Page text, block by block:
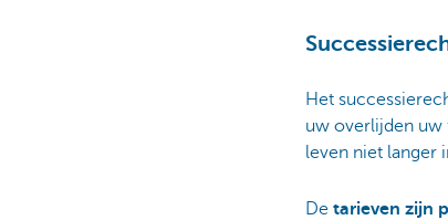
Het
uw overlijden uw
leven niet langer
De tarieven zijn